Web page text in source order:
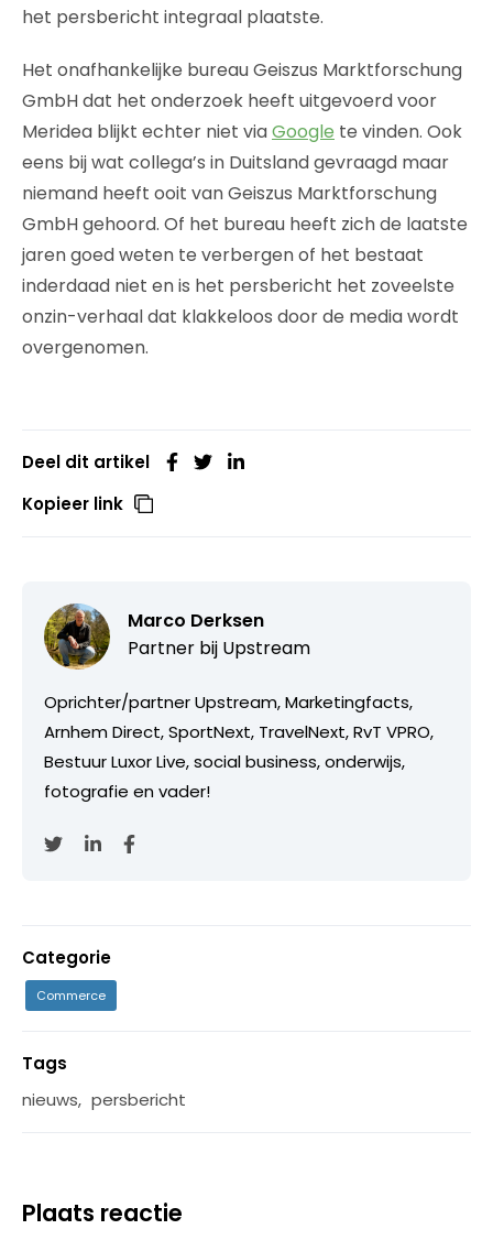
het persbericht integraal plaatste.
Het onafhankelijke bureau Geiszus Marktforschung
GmbH dat het onderzoek heeft uitgevoerd voor
Meridea blijkt echter niet viaGoogle te vinden. Ook
eens bij wat collega’s in Duitsland gevraagd maar
niemand heeft ooit van Geiszus Marktforschung
GmbH gehoord. Of het bureau heeft zich de laatste
jaren goed weten te verbergen of het bestaat
inderdaad niet en is het persbericht het zoveelste
onzin-verhaal dat klakkeloos door de media wordt
overgenomen.
Deel dit artikel
Kopieer link
Marco Derksen
Partner bij Upstream
Oprichter/partner Upstream, Marketingfacts,
Arnhem Direct, SportNext, TravelNext, RvT VPRO,
Bestuur Luxor Live, social business, onderwijs,
fotografie en vader!
Categorie
Commerce
Tags
nieuws, persbericht
Plaats reactie